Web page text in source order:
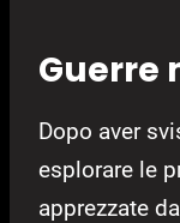
Guerre
Dopo aver
esplorare le
apprezzate